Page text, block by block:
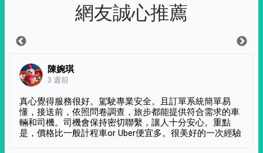
網友誠心推薦
陳婉琪
3 週前
真心覺得服務很好。駕駛專業安全。且訂單系統簡單易
懂，接送前，依照問卷調查，旅步都能提供符合需求的車
輛和司機。司機會保持密切聯繫，讓人十分安心。重點
是，價格比一般計程車or Uber便宜多。很美好的一次經驗